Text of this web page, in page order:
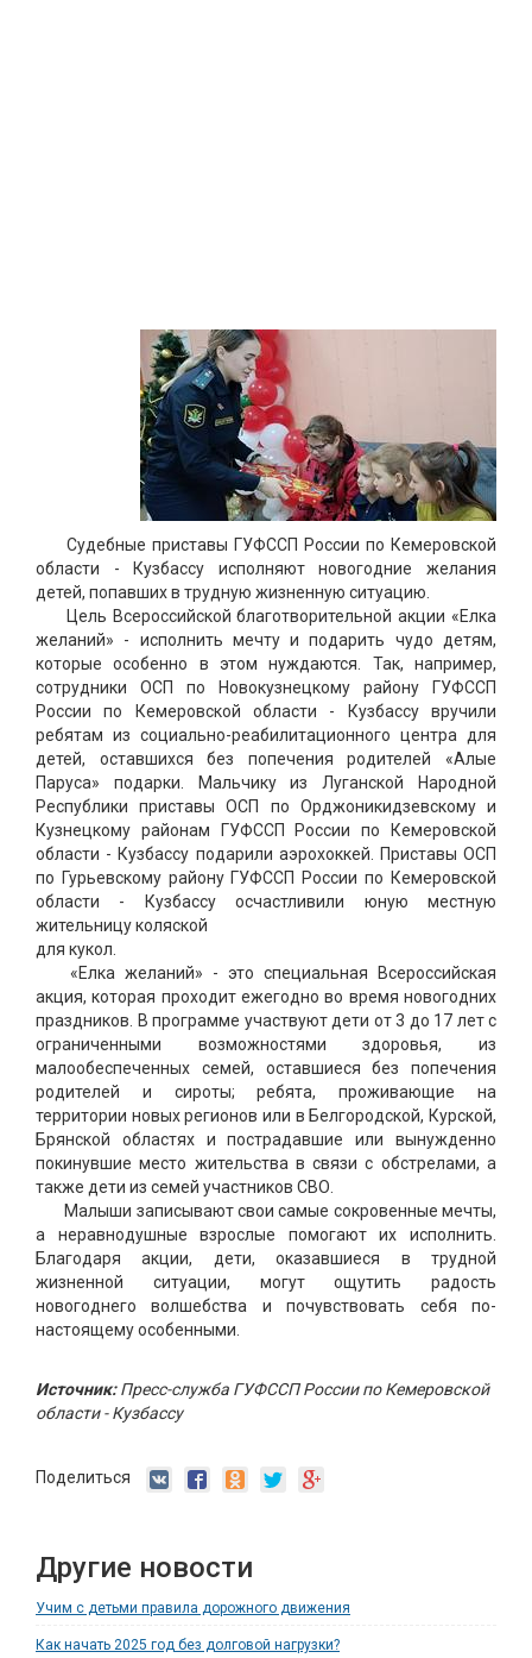
Судебные приставы ГУФССП России по Кемеровской
области - Кузбассу исполняют новогодние желания
детей, попавших в трудную жизненную ситуацию.
Цель Всероссийской благотворительной акции «Елка
желаний» - исполнить мечту и подарить чудо детям,
которые особенно в этом нуждаются. Так, например,
сотрудники ОСП по Новокузнецкому району ГУФССП
России по Кемеровской области - Кузбассу вручили
ребятам из социально-реабилитационного центра для
детей, оставшихся без попечения родителей «Алые
Паруса» подарки. Мальчику из Луганской Народной
Республики приставы ОСП по Орджоникидзевскому и
Кузнецкому районам ГУФССП России по Кемеровской
области - Кузбассу подарили аэрохоккей. Приставы ОСП
по Гурьевскому району ГУФССП России по Кемеровской
области - Кузбассу осчастливили юную местную
жительницу коляской
для кукол.
«Елка желаний» - это специальная Всероссийская
акция, которая проходит ежегодно во время новогодних
праздников. В программе участвуют дети от 3 до 17 лет с
ограниченными возможностями здоровья, из
малообеспеченных семей, оставшиеся без попечения
родителей и сироты; ребята, проживающие на
территории новых регионов или в Белгородской, Курской,
Брянской областях и пострадавшие или вынужденно
покинувшие место жительства в связи с обстрелами, а
также дети из семей участников СВО.
Малыши записывают свои самые сокровенные мечты,
а неравнодушные взрослые помогают их исполнить.
Благодаря акции, дети, оказавшиеся в трудной
жизненной ситуации, могут ощутить радость
новогоднего волшебства и почувствовать себя по-
настоящему особенными.
Источник:Пресс-служба ГУФССП России по Кемеровской
области - Кузбассу
Поделиться
Другие новости
Учим с детьми правила дорожного движения
Как начать 2025 год без долговой нагрузки?